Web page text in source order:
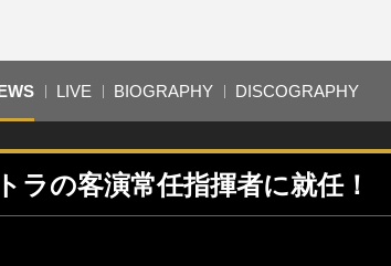
LIVE BIOGRAPHY DISCOGRAPHY
の客演常任指揮者に就任！